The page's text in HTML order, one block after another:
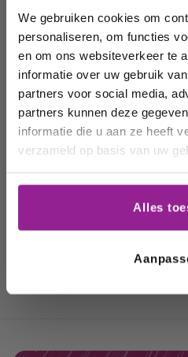
We gebruiken cookies om
personaliseren, om functies
en om ons websiteverkeer te
informatie over uw gebruik
partners voor social media,
partners kunnen deze
informatie die u aan ze heeft
verzameld op basis van uw
Alles
Alcoholvrije
wijnen
Vegan
wijn
Wij houden u
hoogte van
favoriete